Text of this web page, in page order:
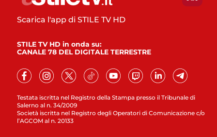
Testata iscritta nel Registro della Stampa presso il Tribunale di
Salerno al n. 34/2009
Società iscritta nel Registro degli Operatori di Comunicazione c/o
l’AGCOM al n. 20133
Scarica l'app di STILE TV HD
STILE TV HD in onda su:
CANALE 78 DEL DIGITALE TERRESTRE